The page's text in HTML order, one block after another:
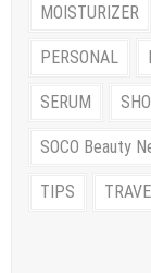
MOISTURIZER
PERSONAL
SERUM
SOCO Beauty
TIPS